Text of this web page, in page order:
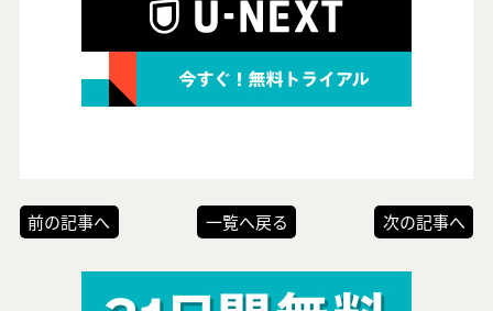
前の記事へ 一覧へ戻る 次の記事へ